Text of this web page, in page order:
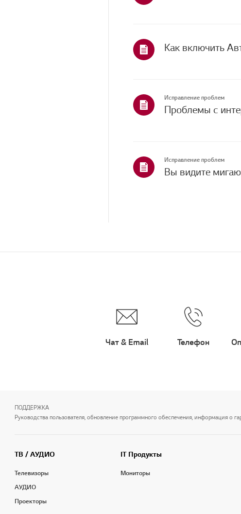
Как включить
Исправление проблем
Проблемы с
Исправление проблем
Вы видите
Чат & Email Телефон
ПОДДЕРЖКА
Руководства пользователя, обновление программного обеспечения, информация о
ТВ / АУДИО
Телевизоры
АУДИО
Проекторы
IT Продукты
Мониторы